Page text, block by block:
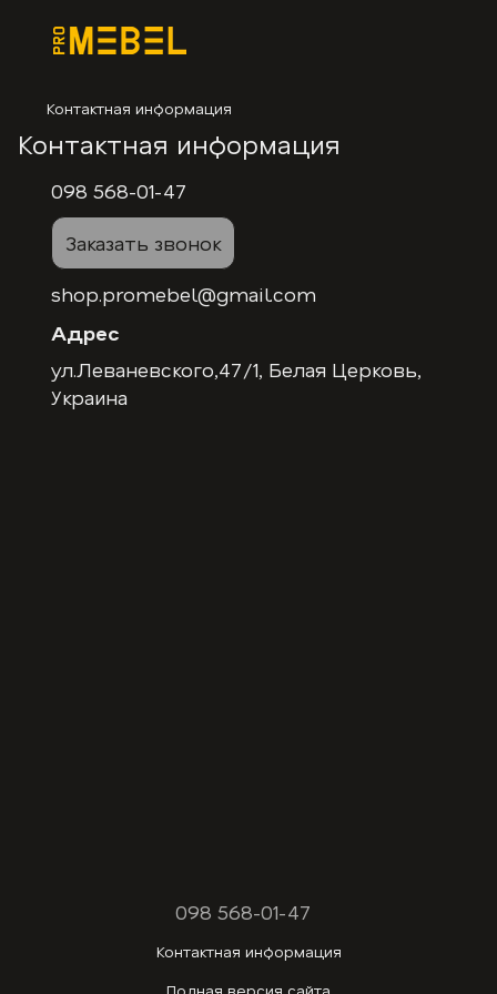
Контактная информация
Контактная информация
098 568-01-47
Заказать звонок
shop.promebel@gmail.com
Адрес
ул.Леваневского,47/1, Белая Церковь,
Украина
098 568-01-47
Контактная информация
Полная версия сайта